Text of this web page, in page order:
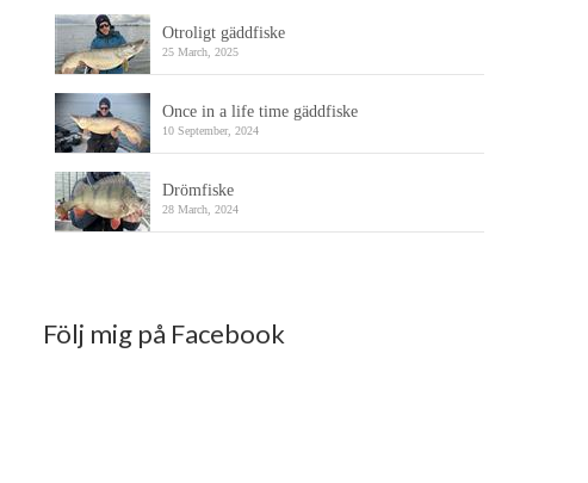
Otroligt gäddfiske
25 March, 2025
Once in a life time gäddfiske
10 September, 2024
Drömfiske
28 March, 2024
Följ mig på Facebook